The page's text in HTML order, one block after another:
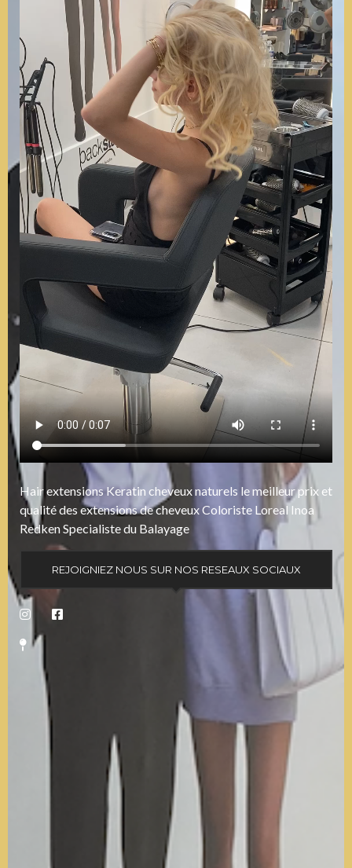
Hair extensions Keratin cheveux naturels le meilleur prix et
qualité des extensions de cheveux Coloriste Loreal Inoa
Redken Specialiste du Balayage
REJOIGNIEZ NOUS SUR NOS RESEAUX SOCIAUX